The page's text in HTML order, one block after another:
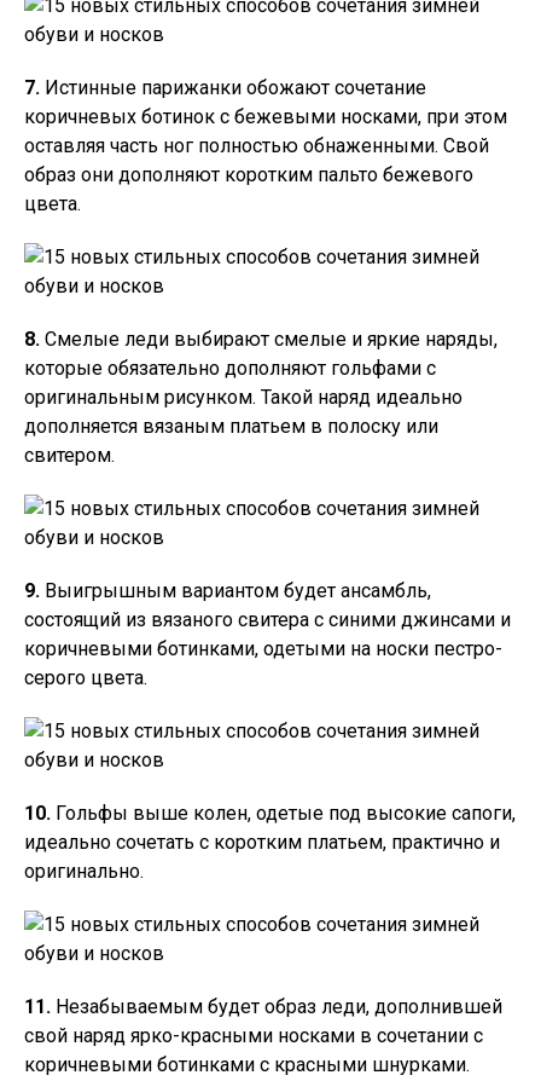
7. Истинные парижанки обожают сочетание
коричневых ботинок с бежевыми носками, при этом
оставляя часть ног полностью обнаженными. Свой
образ они дополняют коротким пальто бежевого
цвета.
8. Смелые леди выбирают смелые и яркие наряды,
которые обязательно дополняют гольфами с
оригинальным рисунком. Такой наряд идеально
дополняется вязаным платьем в полоску или
свитером.
9. Выигрышным вариантом будет ансамбль,
состоящий из вязаного свитера с синими джинсами и
коричневыми ботинками, одетыми на носки пестро-
серого цвета.
10. Гольфы выше колен, одетые под высокие сапоги,
идеально сочетать с коротким платьем, практично и
оригинально.
11. Незабываемым будет образ леди, дополнившей
свой наряд ярко-красными носками в сочетании с
коричневыми ботинками с красными шнурками.